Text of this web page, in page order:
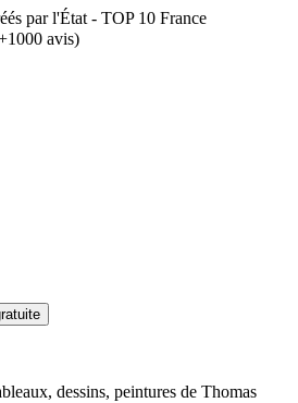
par l'État - TOP 10 France
avis)
dessins, peintures de Thomas